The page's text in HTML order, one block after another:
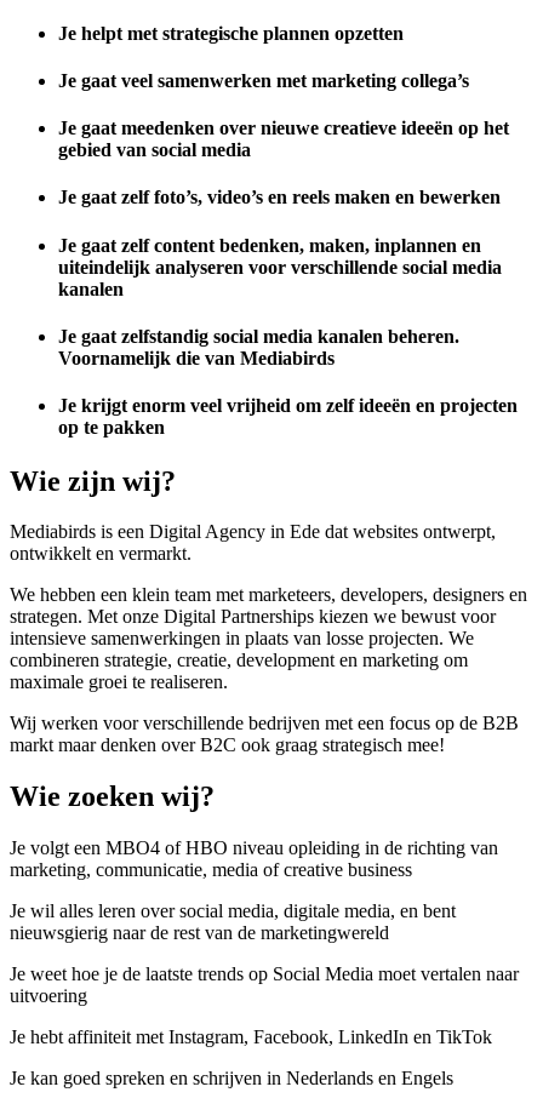
Je helpt met strategische plannen opzetten
Je gaat veel samenwerken met marketing collega’s
Je gaat meedenken over nieuwe creatieve ideeën op het
gebied van social media
Je gaat zelf foto’s, video’s en reels maken en bewerken
Je gaat zelf content bedenken, maken, inplannen en
uiteindelijk analyseren voor verschillende social media
kanalen
Je gaat zelfstandig social media kanalen beheren.
Voornamelijk die van Mediabirds
Je krijgt enorm veel vrijheid om zelf ideeën en projecten
op te pakken
Wie zijn wij?
Mediabirds is een Digital Agency in Ede dat websites ontwerpt,
ontwikkelt en vermarkt.
We hebben een klein team met marketeers, developers, designers en
strategen. Met onze Digital Partnerships kiezen we bewust voor
intensieve samenwerkingen in plaats van losse projecten. We
combineren strategie, creatie, development en marketing om
maximale groei te realiseren.
Wij werken voor verschillende bedrijven met een focus op de B2B
markt maar denken over B2C ook graag strategisch mee!
Wie zoeken wij?
Je volgt een MBO4 of HBO niveau opleiding in de richting van
marketing, communicatie, media of creative business
Je wil alles leren over social media, digitale media, en bent
nieuwsgierig naar de rest van de marketingwereld
Je weet hoe je de laatste trends op Social Media moet vertalen naar
uitvoering
Je hebt affiniteit met Instagram, Facebook, LinkedIn en TikTok
Je kan goed spreken en schrijven in Nederlands en Engels